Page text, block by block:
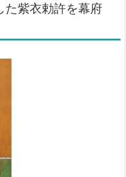
た紫衣勅許を幕府